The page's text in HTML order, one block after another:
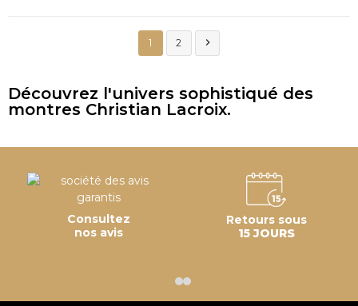
1 2 
Découvrez l'univers sophistiqué des
montres Christian Lacroix.
Consultez
nos avis
Retours sous
15 JOURS